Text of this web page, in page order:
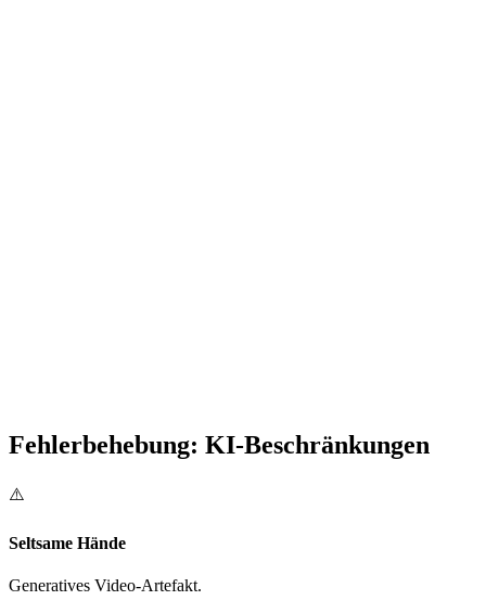
Fehlerbehebung: KI-Beschränkungen
⚠️
Seltsame Hände
Generatives Video-Artefakt.